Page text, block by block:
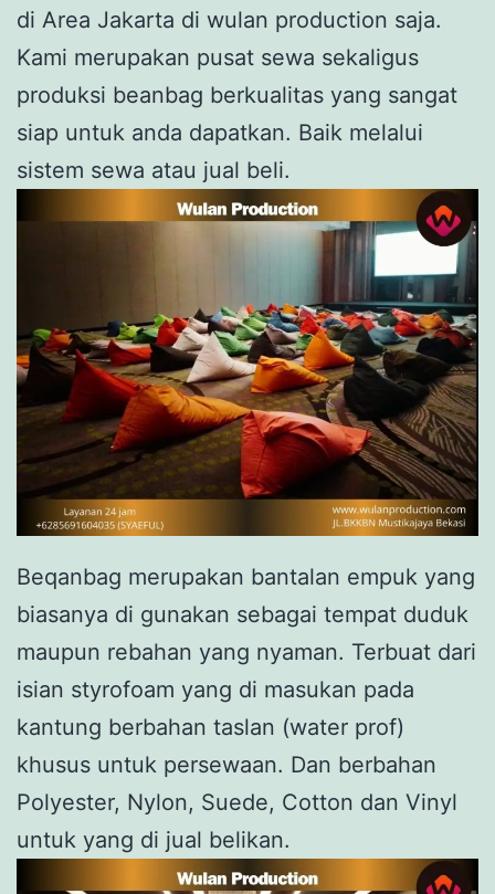
di Area Jakarta di wulan production saja.
Kami merupakan pusat sewa sekaligus
produksi beanbag berkualitas yang sangat
siap untuk anda dapatkan. Baik melalui
sistem sewa atau jual beli.
Beqanbag merupakan bantalan empuk yang
biasanya di gunakan sebagai tempat duduk
maupun rebahan yang nyaman. Terbuat dari
isian styrofoam yang di masukan pada
kantung berbahan taslan (water prof)
khusus untuk persewaan. Dan berbahan
Polyester, Nylon, Suede, Cotton dan Vinyl
untuk yang di jual belikan.